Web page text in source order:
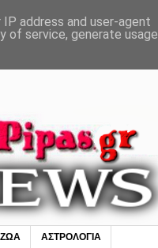
ΖΩΑ ΑΣΤΡΟΛΟΓΙΑ
address and user-agent
of service, generate usage